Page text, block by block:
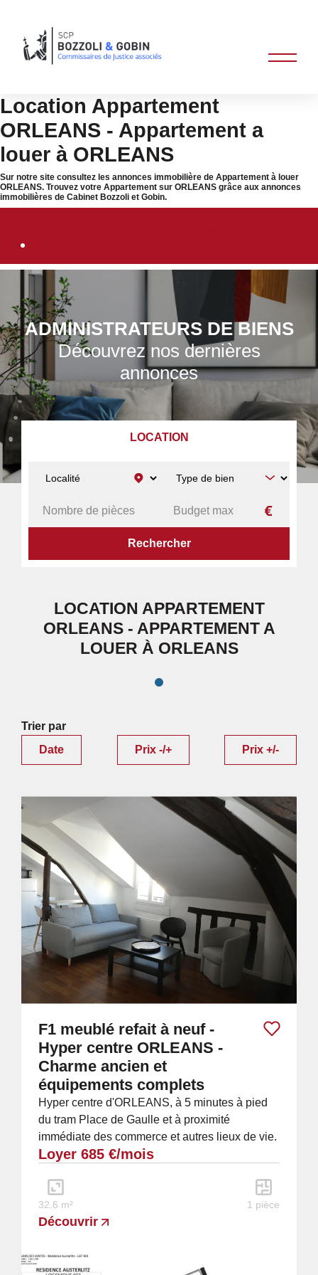
Location Appartement
ORLEANS - Appartement a
louer à ORLEANS
Sur notre site consultez les annonces immobilière de Appartement à louer
ORLEANS. Trouvez votre Appartement sur ORLEANS grâce aux annonces
immobilières de Cabinet Bozzoli et Gobin.
ADMINISTRATEURS DE BIENS
Découvrez nos dernières
annonces
LOCATION
APPARTEMENT
LOCATION APPARTEMENT
ORLEANS - APPARTEMENT A
LOUER À ORLEANS
Trier par
Date
Prix -/+ Prix +/-
F1 meublé refait à neuf -
Hyper centre ORLEANS -
Charme ancien et
équipements complets
Hyper centre d'ORLEANS, à 5 minutes à pied
du tram Place de Gaulle et à proximité
immédiate des commerce et autres lieux de vie.
À louer superbe F1 meublé entièrement refait
Loyer 685 €/mois
32.6 m² 1 pièce
Découvrir